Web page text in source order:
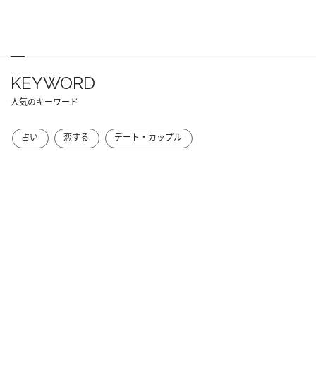
KEYWORD
人気のキーワード
占い 恋する デート・カップル